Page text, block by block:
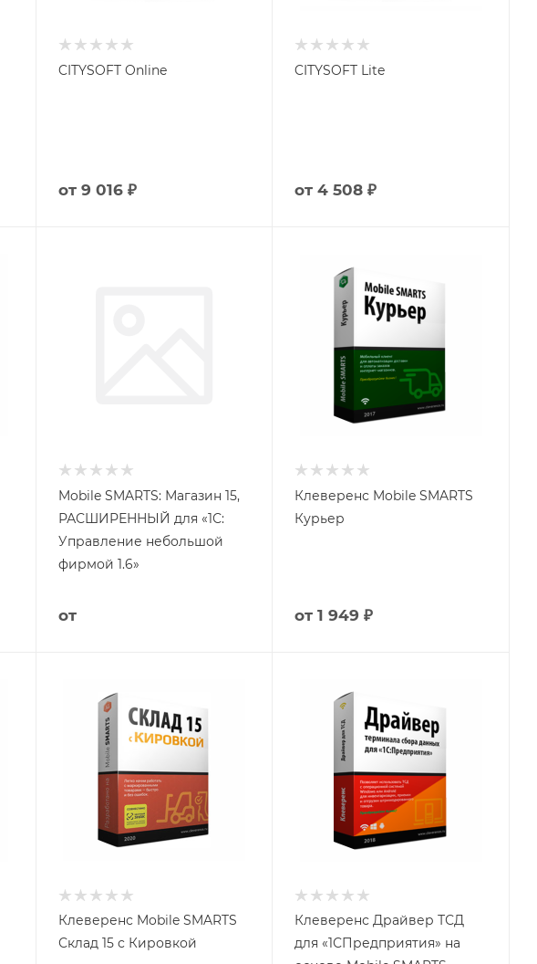
CITYSOFT Online
от 9 016 ₽
CITYSOFT Lite
от4 508 ₽
Mobile SMARTS: Магазин 15,
РАСШИРЕННЫЙ для «1С:
Управление небольшой
фирмой 1.6»
от
Клеверенс Mobile SMARTS
Курьер
от1 949 ₽
Клеверенс Mobile SMARTS
Склад 15 с Кировкой
Клеверенс Драйвер ТСД
для «1СПредприятия» на